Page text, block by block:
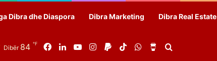
Dibra dhe Diaspora Dibra Marketing Dibra Real Estate
Dibër 84 ℉ FacebookLinkedInYouTubeInstagram
PaypalTikTokWhatsAppBuy Me a Coffee